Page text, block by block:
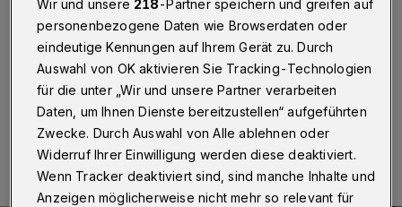
"On Tour" sind in diesen Wochen — wie schon vor
2000 Jahren — die Heiligen Drei Könige.
18.12.2014 , 12:27 Uhr Eine Minute Lesezeit
Wir und unsere 218-Partner speichern und greifen auf
personenbezogene Daten wie Browserdaten oder
eindeutige Kennungen auf Ihrem Gerät zu. Durch
Auswahl von OK aktivieren Sie Tracking-Technologien
für die unter „Wir und unsere Partner verarbeiten
Daten, um Ihnen Dienste bereitzustellen“ aufgeführten
Zwecke. Durch Auswahl von Alle ablehnen oder
Widerruf Ihrer Einwilligung werden diese deaktiviert.
Wenn Tracker deaktiviert sind, sind manche Inhalte und
Anzeigen möglicherweise nicht mehr so relevant für